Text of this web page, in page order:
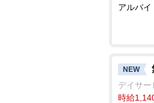
アルバ
NEW
デイサー
時給